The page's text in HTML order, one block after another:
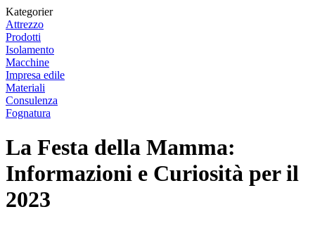
Kategorier
Attrezzo
Prodotti
Isolamento
Macchine
Impresa edile
Materiali
Consulenza
Fognatura
La Festa della Mamma:
Informazioni e Curiosità per il
2023